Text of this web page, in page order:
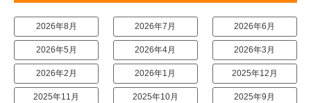
2026年8月 2026年7月 2026年6月
2026年5月 2026年4月 2026年3月
2026年2月 2026年1月 2025年12月
2025年11月 2025年10月 2025年9月